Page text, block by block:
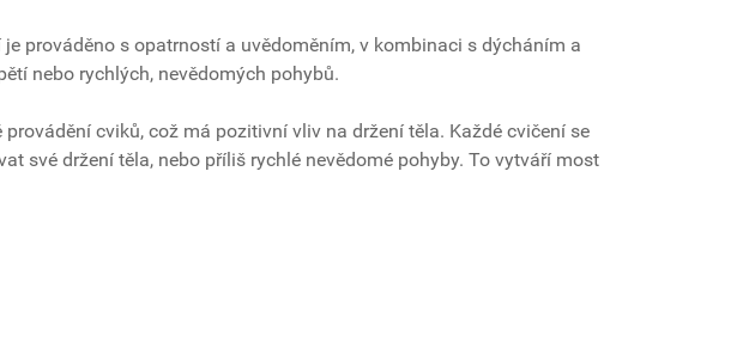
prováděno s opatrností a uvědoměním, v kombinaci s dýcháním a
nebo rychlých, nevědomých pohybů.
cviků, což má pozitivní vliv na držení těla. Každé cvičení se
své držení těla, nebo příliš rychlé nevědomé pohyby. To vytváří most